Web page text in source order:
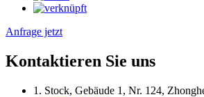
Anfrage jetzt
Kontaktieren Sie uns
1. Stock, Gebäude 1, Nr. 124,